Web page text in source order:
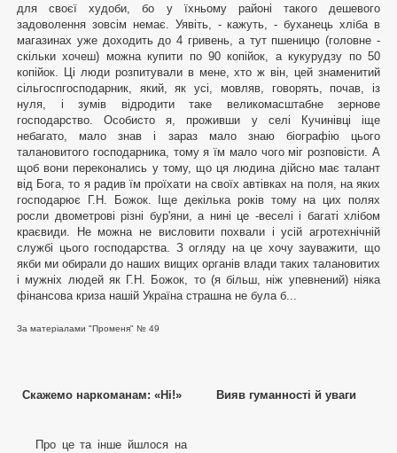
для своєї худоби, бо у їхньому районі такого дешевого
задоволення зовсім немає. Уявіть, - кажуть, - буханець хліба в
магазинах уже доходить до 4 гривень, а тут пшеницю (головне -
скільки хочеш) можна купити по 90 копійок, а кукурудзу по 50
копійок. Ці люди розпитували в мене, хто ж він, цей знаменитий
сільгоспгосподарник, який, як усі, мовляв, говорять, почав, із
нуля, і зумів відродити таке великомасштабне зернове
господарство. Особисто я, проживши у селі Кучинівці іще
небагато, мало знав і зараз мало знаю біографію цього
талановитого господарника, тому я їм мало чого міг розповісти. А
щоб вони переконались у тому, що ця людина дійсно має талант
від Бога, то я радив їм проїхати на своїх автівках на поля, на яких
господарює Г.Н. Божок. Іще декілька років тому на цих полях
росли двометрові різні бур'яни, а нині це -веселі і багаті хлібом
краєвиди. Не можна не висловити похвали і усій агротехнічній
службі цього господарства. З огляду на це хочу зауважити, що
якби ми обирали до наших вищих органів влади таких талановитих
і мужніх людей як Г.Н. Божок, то (я більш, ніж упевнений) ніяка
фінансова криза нашій Україна страшна не була б...
За матеріалами "Променя" № 49
Скажемо наркоманам: «Ні!» Вияв гуманності й уваги
Про це та інше йшлося на